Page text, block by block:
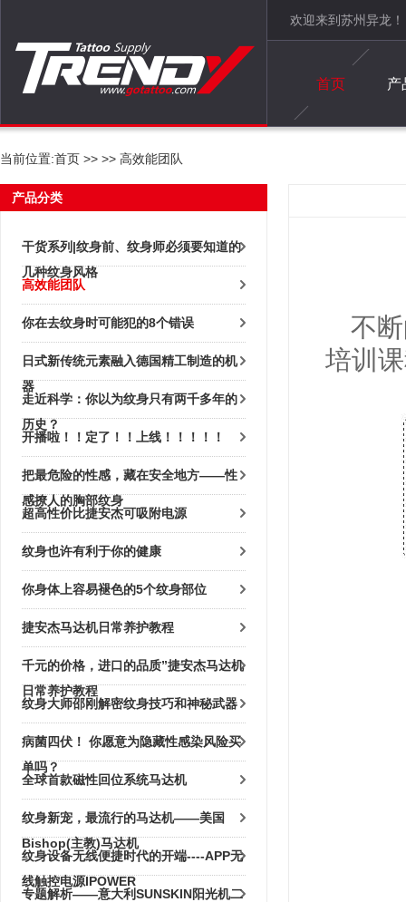
欢迎来到苏州异龙！
首页 产
当前位置:首页 >> >> 高效能团队
产品分类
干货系列|纹身前、纹身师必须要知道的
几种纹身风格
高效能团队
你在去纹身时可能犯的8个错误
日式新传统元素融入德国精工制造的机
器
走近科学：你以为纹身只有两千多年的
历史？
开播啦！！定了！！上线！！！！！
把最危险的性感，藏在安全地方——性
感撩人的胸部纹身
超高性价比捷安杰可吸附电源
纹身也许有利于你的健康
你身体上容易褪色的5个纹身部位
捷安杰马达机日常养护教程
千元的价格，进口的品质”捷安杰马达机
日常养护教程
纹身大师邵刚解密纹身技巧和神秘武器
病菌四伏！ 你愿意为隐藏性感染风险买
单吗？
全球首款磁性回位系统马达机
纹身新宠，最流行的马达机——美国
Bishop(主教)马达机
纹身设备无线便捷时代的开端----APP无
线触控电源IPOWER
专题解析——意大利SUNSKIN阳光机二
不
培训